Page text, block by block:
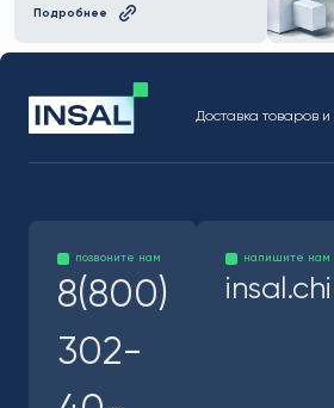
Подробнее
Доставка товаров
позвоните нам
8(800)
302-
напишите нам